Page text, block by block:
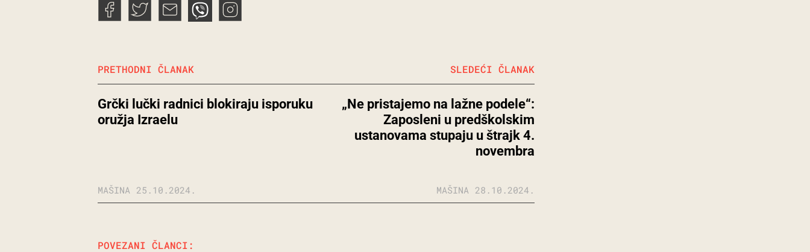
PRETHODNI ČLANAK
Grčki lučki radnici blokiraju isporuku
oružja Izraelu
MAŠINA 25.10.2024.
„Ne pristajemo na lažne podele“:
Zaposleni u predškolskim
ustanovama stupaju u štrajk 4.
novembra
SLEDEĆI ČLANAK
MAŠINA 28.10.2024.
POVEZANI ČLANCI: